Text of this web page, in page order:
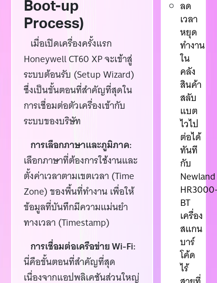
Boot-up
Process)
เมื่อเปิดเครื่องครั้งแรก
Honeywell CT60 XP จะเข้าสู่
ระบบต้อนรับ (Setup Wizard)
ซึ่งเป็นขั้นตอนที่สำคัญที่สุดใน
การเชื่อมต่อตัวเครื่องเข้ากับ
ระบบของบริษัท
การเลือกภาษาและภูมิภาค:
เลือกภาษาที่ต้องการใช้งานและ
ตั้งค่าเวลาตามเขตเวลา (Time
Zone) ของพื้นที่ทำงาน เพื่อให้
ข้อมูลที่บันทึกมีความแม่นยำ
ทางเวลา (Timestamp)
การเชื่อมต่อเครือข่าย Wi-Fi:
นี่คือขั้นตอนที่สำคัญที่สุด
เนื่องจากแอปพลิเคชันส่วนใหญ่
ลด
เวลา
หยุด
ทำงาน
ใน
คลัง
สินค้า
สลับ
แบต
ไวไป
ต่อได้
ทันที
กับ
Newland
BT
เครื่อง
สแกน
บาร์
โค้ด
ไร้